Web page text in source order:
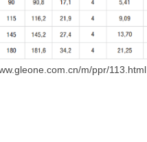
m/ppr/113.html